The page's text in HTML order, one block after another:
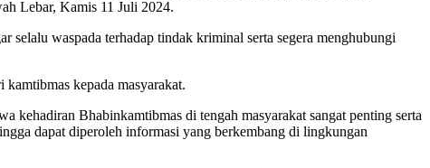
Lebar, Kamis 11 Juli 2024.
selalu waspada terhadap tindak kriminal serta segera menghubungi
kepada masyarakat.
Bhabinkamtibmas di tengah masyarakat sangat penting serta
dapat diperoleh informasi yang berkembang di lingkungan